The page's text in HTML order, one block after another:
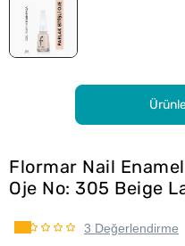
Flormar Nail
Oje No: 305 Beige
3 Değerlendirme